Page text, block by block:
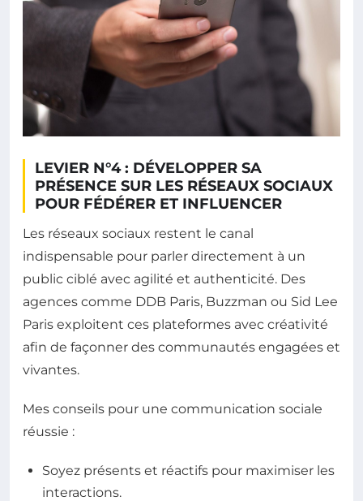
LEVIER N°4 : DÉVELOPPER SA
PRÉSENCE SUR LES RÉSEAUX SOCIAUX
POUR FÉDÉRER ET INFLUENCER
Les réseaux sociaux restent le canal
indispensable pour parler directement à un
public ciblé avec agilité et authenticité. Des
agences comme DDB Paris, Buzzman ou Sid Lee
Paris exploitent ces plateformes avec créativité
afin de façonner des communautés engagées et
vivantes.
Mes conseils pour une communication sociale
réussie :
Soyez présents et réactifs pour maximiser les
interactions.